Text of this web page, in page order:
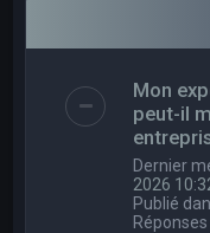
Mon
peut-il
Dernier
2026
Publié
Réponses